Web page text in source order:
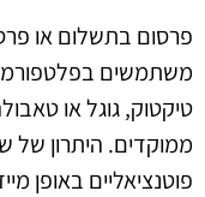
פרסום בתשלום או
משתמשים
טיקטוק, גוגל או
ממוקדים. היתרון של
פוטנציאליים באופן